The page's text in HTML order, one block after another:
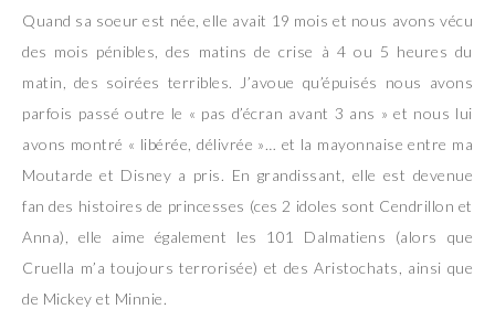
Quand sa soeur est née, elle avait 19 mois et nous avons vécu
des mois pénibles, des matins de crise à 4 ou 5 heures du
matin, des soirées terribles. J’avoue qu’épuisés nous avons
parfois passé outre le « pas d’écran avant 3 ans » et nous lui
avons montré « libérée, délivrée »… et la mayonnaise entre ma
Moutarde et Disney a pris. En grandissant, elle est devenue
fan des histoires de princesses (ces 2 idoles sont Cendrillon et
Anna), elle aime également les 101 Dalmatiens (alors que
Cruella m’a toujours terrorisée) et des Aristochats, ainsi que
de Mickey et Minnie.